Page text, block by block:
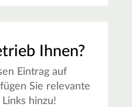
Ihnen?
Eintrag auf
Sie relevante
hinzu!